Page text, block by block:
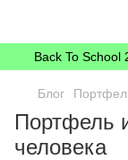
Back To School
Блог
Портфель
человека